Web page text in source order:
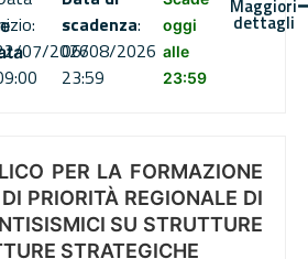
07/2026
scadenza:
06/08/2026
23:59
oggi
alle
23:59
Maggiori
dettagli
PER LA FORMAZIONE
DI PRIORITÀ REGIONALE DI
SU STRUTTURE
STRATEGICHE